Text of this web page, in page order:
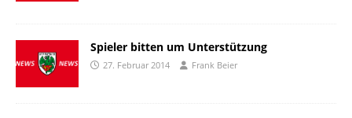
Spieler bitten um Unterstützung
27. Februar 2014 Frank Beier